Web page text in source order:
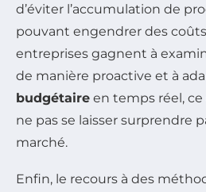
d’éviter l’accumulation de
pouvant engendrer des coûts
entreprises gagnent à
de manière proactive et à
budgétaire en temps réel,
ne pas se laisser surprendre
marché.
Enfin, le recours à des